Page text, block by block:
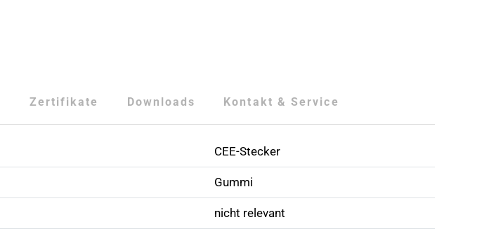
Zertifikate Downloads Kontakt & Service
CEE-Stecker
Gummi
nicht relevant